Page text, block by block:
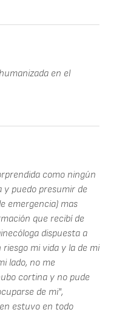
en el
como ningún
y puedo presumir de
emergencia) mas
que recibí de
dispuesta a
mi vida y la de mi
lado, no me
cortina y no pude
de mi",
estuvo en todo